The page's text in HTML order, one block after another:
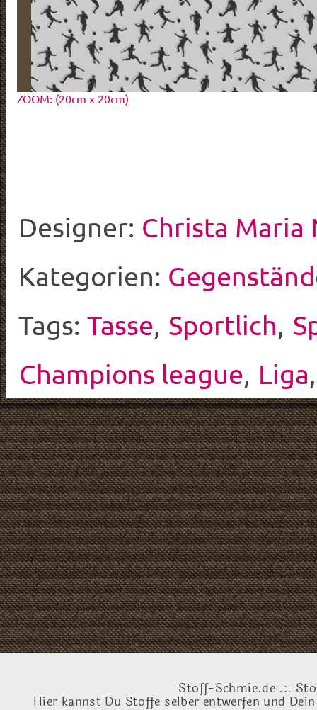
ZOOM: (20cm x 20cm)
Designer: Christa Maria
Kategorien:
Tags: Tasse, Sportlich,
Champions league, Liga
Stoff-Schmie.de .:.
Hier kannst Du Stoffe selber entwerfen und